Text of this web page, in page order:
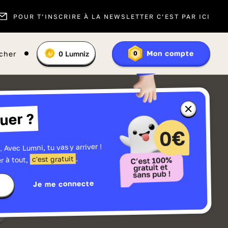
POUR T’INSCRIRE À LA NEWSLETTER C’EST PAR ICI
En
savoir
plus
les
Vous
:
0 Lumniz 0 Mon compte
Fermer
la
fenêtre
sur
Lumniz
?
Lumni, tu vas y arriver !
à tout, c'est gratuit .
Je me connecte